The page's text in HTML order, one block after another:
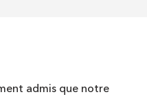
admis que notre